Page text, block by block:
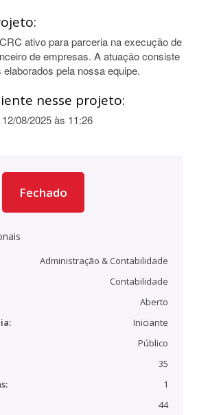
ativo para parceria na execução de
de empresas. A atuação consiste
pela nossa equipe.
nesse projeto:
12/08/2025 às 11:26
Fechado
Administração & Contabilidade
Contabilidade
Aberto
Iniciante
Público
35
1
44